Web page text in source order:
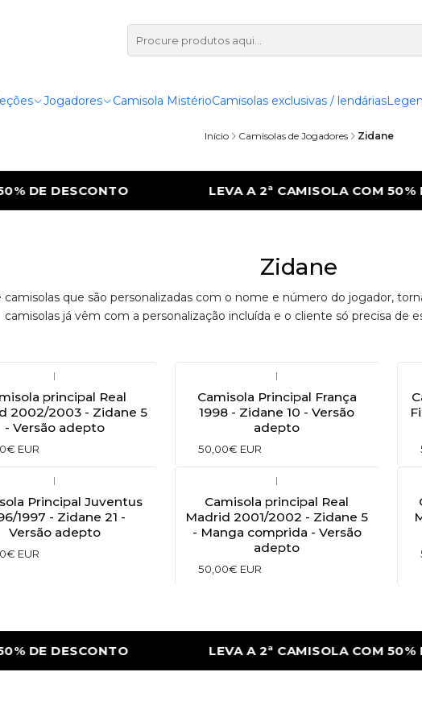
Jogadores Camisola MistérioCamisolas exclusivas / lendárias
Início Camisolas de Jogadores Zidane
DE DESCONTO LEVA A 2ª CAMISOLA COM 50% DE
Zidane
que são personalizadas com o nome e número do jogador,
camisolas já vêm com a personalização incluída e o cliente só precisa de
|
principal Real
2002/2003 - Zidane 5
- Versão adepto
EUR
|
Camisola Principal França
1998 - Zidane 10 - Versão
adepto
50,00€ EUR
|
Principal Juventus
1997 - Zidane 21 -
Versão adepto
EUR
|
Camisola principal Real
Madrid 2001/2002 - Zidane 5
- Manga comprida - Versão
adepto
50,00€ EUR
DE DESCONTO LEVA A 2ª CAMISOLA COM 50% DE